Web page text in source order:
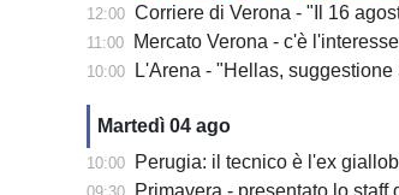
12:00 Corriere di Verona - "Il 16 agosto
11:00 Mercato Verona - c'è
10:00 L'Arena - "Hellas,
Martedì 04 ago
10:00 Perugia: il tecnico è l'ex